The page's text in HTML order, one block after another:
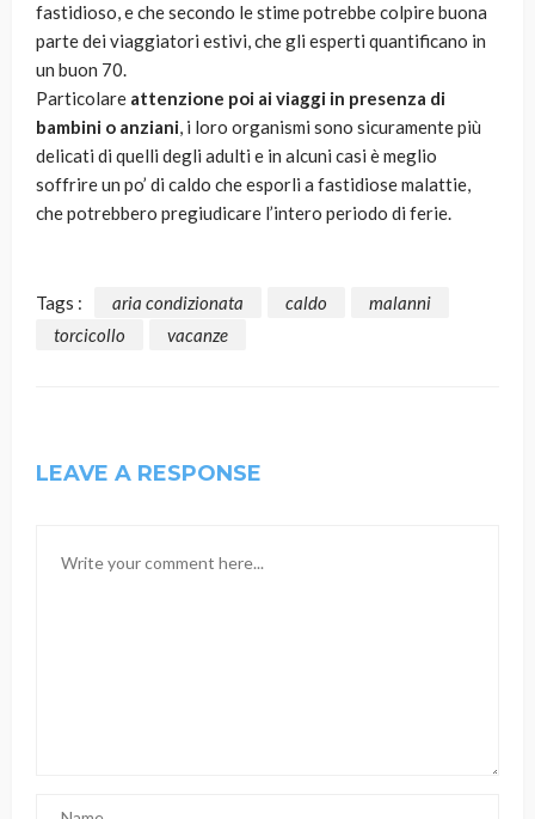
fastidioso, e che secondo le stime potrebbe colpire buona
parte dei viaggiatori estivi, che gli esperti quantificano in
un buon 70.
Particolare attenzione poi ai viaggi in presenza di
bambini o anziani, i loro organismi sono sicuramente più
delicati di quelli degli adulti e in alcuni casi è meglio
soffrire un po’ di caldo che esporli a fastidiose malattie,
che potrebbero pregiudicare l’intero periodo di ferie.
Tags : aria condizionata caldo
malanni
torcicollo
vacanze
LEAVE A RESPONSE